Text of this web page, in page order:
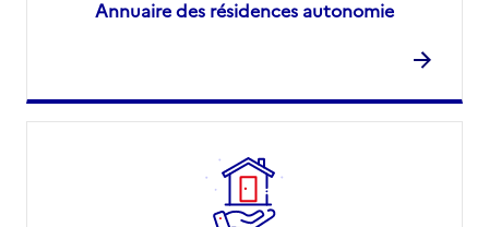
Annuaire des résidences autonomie